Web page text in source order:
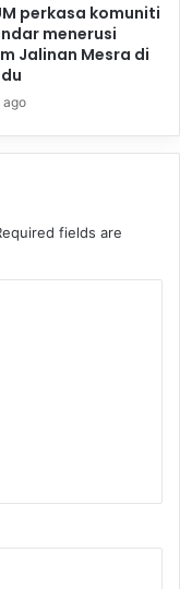
perkasa komuniti
menerusi
Jalinan Mesra di
ago
fields are